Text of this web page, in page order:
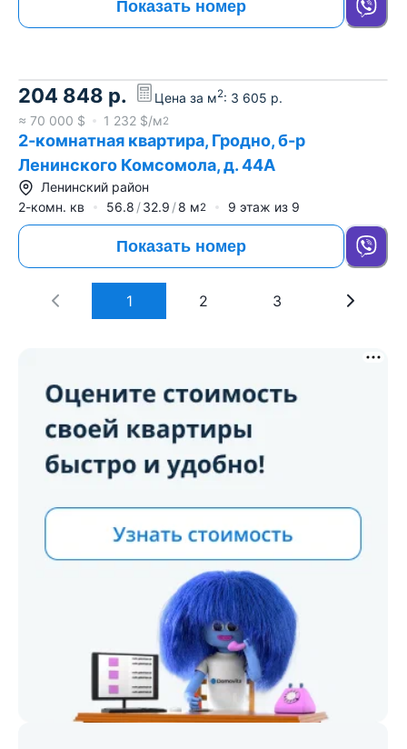
Показать номер
204 848 р. Цена за м2: 3 605 р.
≈ 70 000 $ 1 232 $/м2
2-комнатная квартира, Гродно, б-р
Ленинского Комсомола, д. 44А
Ленинский район
2-комн. кв
56.8 32.9 8 м2 9 этаж из 9
Показать номер
1 2 3